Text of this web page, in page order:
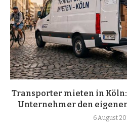
Transporter mieten in
Unternehmer den
6 August